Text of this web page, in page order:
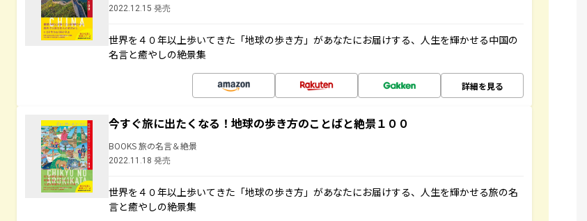
2022.12.15 発売
世界を４０年以上歩いてきた「地球の歩き方」があなたにお届けする、人生を輝かせる中国の
名言と癒やしの絶景集
詳細を見る
今すぐ旅に出たくなる！地球の歩き方のことばと絶景１００
BOOKS 旅の名言＆絶景
2022.11.18 発売
世界を４０年以上歩いてきた「地球の歩き方」があなたにお届けする、人生を輝かせる旅の名
言と癒やしの絶景集